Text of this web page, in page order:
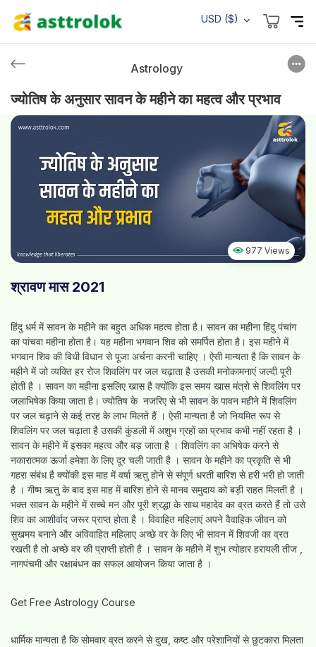
USD ($)
Astrology
ज्योतिष के अनुसार सावन के महीने का महत्व और प्रभाव
977 Views
श्रावण मास 2021
हिंदु धर्म में सावन के महीने का बहुत अधिक महत्व होता है। सावन का महीना हिंदु पंचांग
का पांचवा महीना होता है। यह महीना भगवान शिव को समर्पित होता है। इस महीने में
भगवान शिव की विधी विधान से पूजा अर्चना करनी चाहिए । ऐसी मान्यता है कि सावन के
महीने में जो व्यक्ति हर रोज शिवलिंग पर जल चढ़ाता है उसकी मनोकामनाएं जल्दी पूरी
होती है । सावन का महीना इसलिए खास है क्योंकि इस समय खास मंत्रो से शिवलिंग पर
जलाभिषेक किया जाता है। ज्योतिष के नजरिए से भी सावन के पावन महीने में शिवलिंग
पर जल चढ़ाने से कई तरह के लाभ मिलते हैं । ऐसी मान्यता है जो नियमित रूप से
शिवलिंग पर जल चढ़ाता है उसकी कुंडली में अशुभ ग्रहों का प्रभाव कभी नहीं रहता है ।
सावन के महीने में इसका महत्व और बड़ जाता है । शिवलिंग का अभिषेक करने से
नकारात्मक ऊर्जा हमेशा के लिए दूर चली जाती है । सावन के महीने का प्रकृति से भी
गहरा संबंध है क्योंकी इस माह में वर्षा ऋतु होने से संपूर्ण धरती बारिश से हरी भरी हो जाती
है । गीष्म ऋतु के बाद इस माह में बारिश होने से मानव समुदाय को बड़ी राहत मिलती है ।
भक्त सावन के महीने में सच्चे मन और पूरी श्रद्धा के साथ महादेव का व्रत करते हैं तो उसे
शिव का आशीर्वाद जरूर प्राप्त होता है । विवाहित महिलाएं अपने वैवाहिक जीवन को
सुखमय बनाने और अविवाहित महिलाए अच्छे वर के लिए भी सावन में शिवजी का व्रत
रखती है तो अच्छे वर की प्राप्ती होती है । सावन के महीने में शुभ त्योहार हरायली तीज ,
नागपंचमी और रक्षाबंधन का सफल आयोजन किया जाता है ।
Get Free Astrology Course
धार्मिक मान्यता है कि सोमवार व्रत करने से दुख, कष्ट और परेशानियों से छुटकारा मिलता